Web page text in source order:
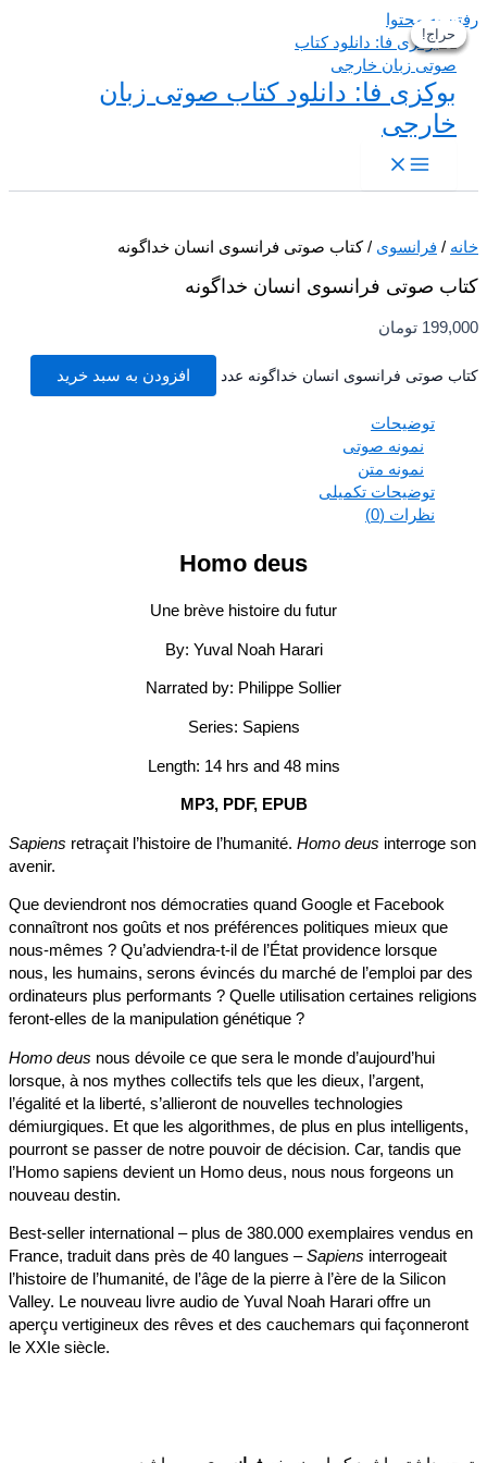
به محتوا
بوکزی فا: دانلود کتاب صوتی زبان
خارجی
/فرانسوی/ کتاب صوتی فرانسوی انسان خداگونه
صوتی فرانسوی انسان خداگونه
تومان
صوتی فرانسوی انسان خداگونه عدد افزودن به سبد خرید
توضیحات
نمونه صوتی
نمونه متن
توضیحات تکمیلی
نظرات (0)
Homo deus
Une brève histoire du futur
By: Yuval Noah Harari
Narrated by: Philippe Sollier
Series: Sapiens
Length: 14 hrs and 48 mins
MP3, PDF, EPUB
Sapiensretraçait l’histoire de l’humanité.Homo deusinterroge
avenir.
Que deviendront nos démocraties quand Google et Facebook
connaîtront nos goûts et nos préférences politiques mieux que
nous-mêmes ? Qu’adviendra-t-il de l’État providence lorsque
nous, les humains, serons évincés du marché de l’emploi par
ordinateurs plus performants ? Quelle utilisation certaines
feront-elles de la manipulation génétique ?
Homo deusnous dévoile ce que sera le monde d’aujourd’hui
lorsque, à nos mythes collectifs tels que les dieux, l’argent,
l’égalité et la liberté, s’allieront de nouvelles technologies
démiurgiques. Et que les algorithmes, de plus en plus
pourront se passer de notre pouvoir de décision. Car, tandis
l’Homo sapiens devient un Homo deus, nous nous forgeons un
nouveau destin.
Best-seller international – plus de 380.000 exemplaires vendus
France, traduit dans près de 40 langues –Sapiensinterrogeait
l’histoire de l’humanité, de l’âge de la pierre à l’ère de la Silicon
Valley. Le nouveau livre audio de Yuval Noah Harari offre un
aperçu vertigineux des rêves et des cauchemars qui
le XXIe siècle.
حراج!
حراج!
حراج!
حراج!